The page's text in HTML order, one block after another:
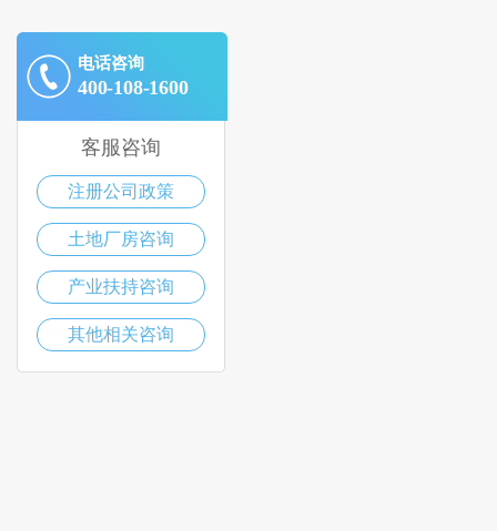
电话咨询
400-108-1600
客服咨询
注册公司政策
土地厂房咨询
产业扶持咨询
其他相关咨询